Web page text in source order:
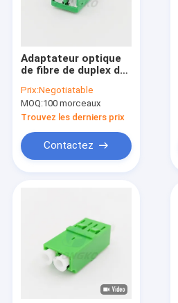
Adaptateur optique
de fibre de duplex de
unitaire de shrapnel
en métal
Prix:Negotiatable
MOQ:100 morceaux
Trouvez les derniers prix
Contactez